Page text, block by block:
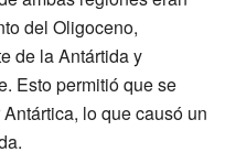
del Oligoceno,
de la Antártida y
Esto permitió que se
lo que causó un